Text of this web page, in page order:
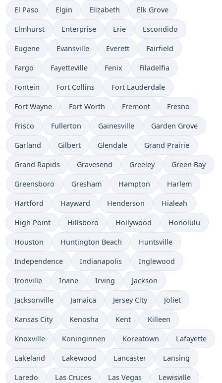
El Paso Elgin Elizabeth Elk Grove
Elmhurst Enterprise Erie Escondido
Eugene Evansville Everett Fairfield
Fargo Fayetteville Fenix Filadelfia
Fontein Fort Collins Fort Lauderdale
Fort Wayne Fort Worth Fremont Fresno
Frisco Fullerton Gainesville Garden Grove
Garland Gilbert Glendale Grand Prairie
Grand Rapids Gravesend Greeley Green Bay
Greensboro Gresham Hampton Harlem
Hartford Hayward Henderson Hialeah
High Point Hillsboro Hollywood Honolulu
Houston Huntington Beach Huntsville
Independence Indianapolis Inglewood
Ironville Irvine Irving Jackson
Jacksonville Jamaica Jersey City Joliet
Kansas City Kenosha Kent Killeen
Knoxville Koninginnen Koreatown Lafayette
Lakeland Lakewood Lancaster Lansing
Laredo Las Cruces Las Vegas Lewisville